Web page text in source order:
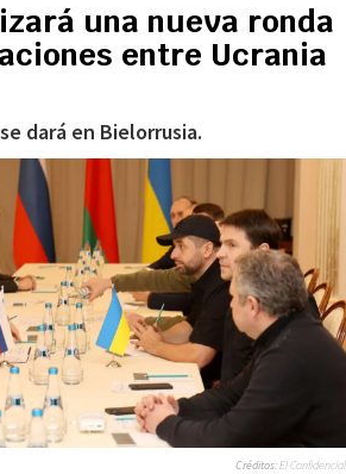
una nueva ronda
entre Ucrania
dará en Bielorrusia.
Créditos:El Confidencial